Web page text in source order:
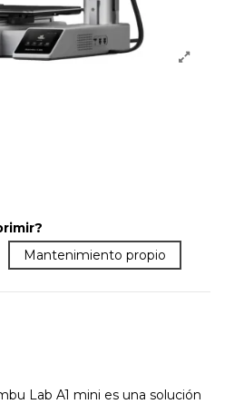
asistencia y soporte. Resuelve
Garantía básica. Lo que el
Mantenimiento propio
Lab A1 mini es una solución